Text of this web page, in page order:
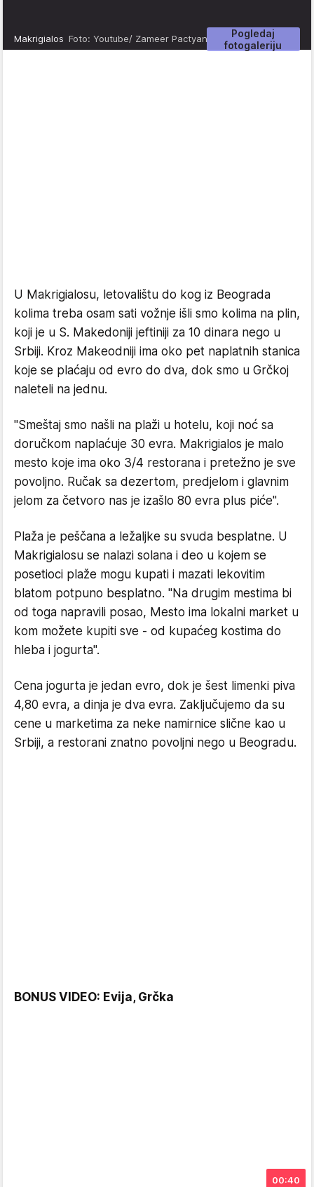
Pogledaj
fotogaleriju
Makrigialos Foto: Youtube/ Zameer Pactyan
U Makrigialosu, letovalištu do kog iz Beograda
kolima treba osam sati vožnje išli smo kolima na plin,
koji je u S. Makedoniji jeftiniji za 10 dinara nego u
Srbiji. Kroz Makeodniji ima oko pet naplatnih stanica
koje se plaćaju od evro do dva, dok smo u Grčkoj
naleteli na jednu.
"Smeštaj smo našli na plaži u hotelu, koji noć sa
doručkom naplaćuje 30 evra. Makrigialos je malo
mesto koje ima oko 3/4 restorana i pretežno je sve
povoljno. Ručak sa dezertom, predjelom i glavnim
jelom za četvoro nas je izašlo 80 evra plus piće".
Plaža je peščana a ležaljke su svuda besplatne. U
Makrigialosu se nalazi solana i deo u kojem se
posetioci plaže mogu kupati i mazati lekovitim
blatom potpuno besplatno. "Na drugim mestima bi
od toga napravili posao, Mesto ima lokalni market u
kom možete kupiti sve - od kupaćeg kostima do
hleba i jogurta".
Cena jogurta je jedan evro, dok je šest limenki piva
4,80 evra, a dinja je dva evra. Zaključujemo da su
cene u marketima za neke namirnice slične kao u
Srbiji, a restorani znatno povoljni nego u Beogradu.
BONUS VIDEO: Evija, Grčka
00:40